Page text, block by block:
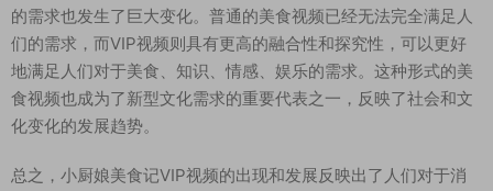
的需求也发生了巨大变化。普通的美食视频已经无法完全满足人
们的需求，而VIP视频则具有更高的融合性和探究性，可以更好
地满足人们对于美食、知识、情感、娱乐的需求。这种形式的美
食视频也成为了新型文化需求的重要代表之一，反映了社会和文
化变化的发展趋势。
总之，小厨娘美食记VIP视频的出现和发展反映出了人们对于消